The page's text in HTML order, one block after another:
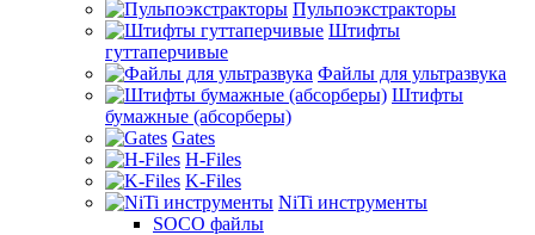
Пульпоэкстракторы
Штифты
гуттаперчивые
Файлы для ультразвука
Штифты
бумажные (абсорберы)
Gates
H-Files
K-Files
NiTi инструменты
SOCO файлы